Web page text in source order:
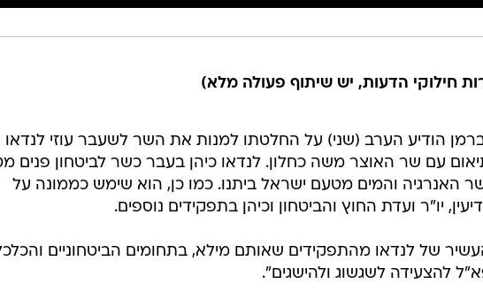
חילוקי הדעות, יש שיתוף פעולה מלא)
הודיע הערב (שני) על החלטתו למנות את השר לשעבר עוזי לנדאו
עם שר האוצר משה כחלון. לנדאו כיהן בעבר כשר לביטחון פנים
האנרגיה והמים מטעם ישראל ביתנו. כמו כן, הוא שימש כממונה על
יו"ר ועדת החוץ והביטחון וכיהן בתפקידים נוספים.
העשיר של לנדאו מהתפקידים שאותם מילא, בתחומים הביטחוניים
להצעידה לשגשוג ולהישגים".